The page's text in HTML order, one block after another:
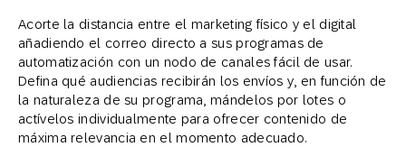
Acorte la distancia entre el marketing físico y el digital
añadiendo el correo directo a sus programas de
automatización con un nodo de canales fácil de usar.
Defina qué audiencias recibirán los envíos y, en función de
la naturaleza de su programa, mándelos por lotes o
actívelos individualmente para ofrecer contenido de
máxima relevancia en el momento adecuado.